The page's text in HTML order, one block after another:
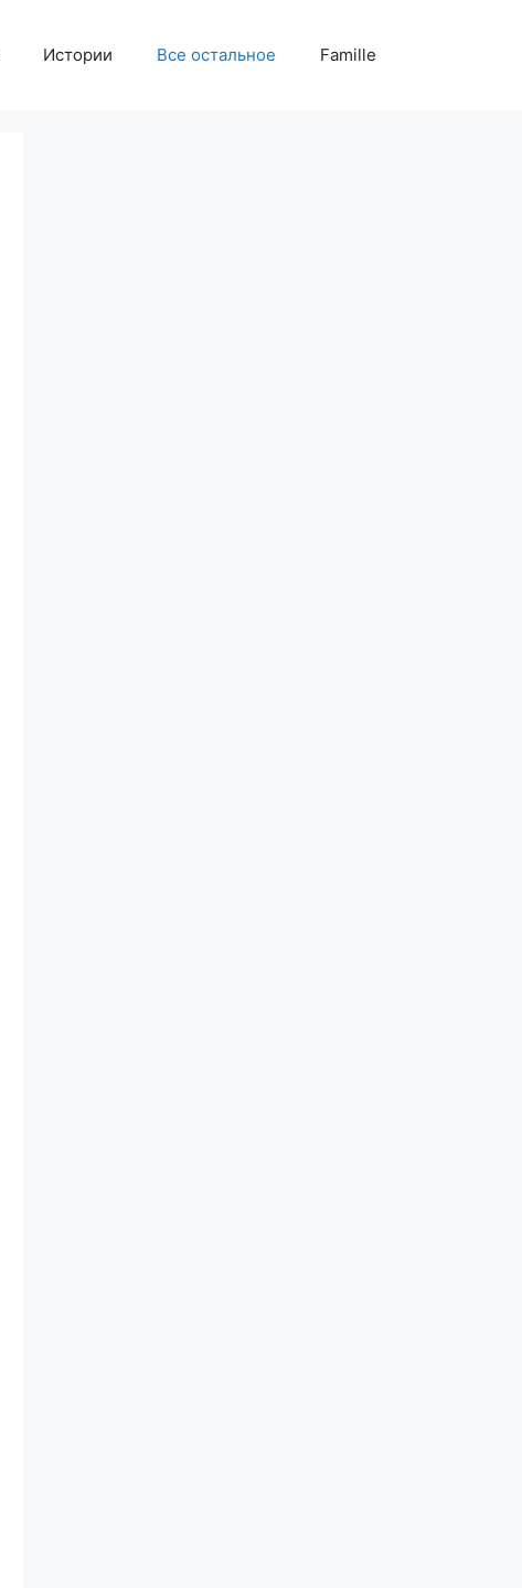
Истории Все остальное Famille